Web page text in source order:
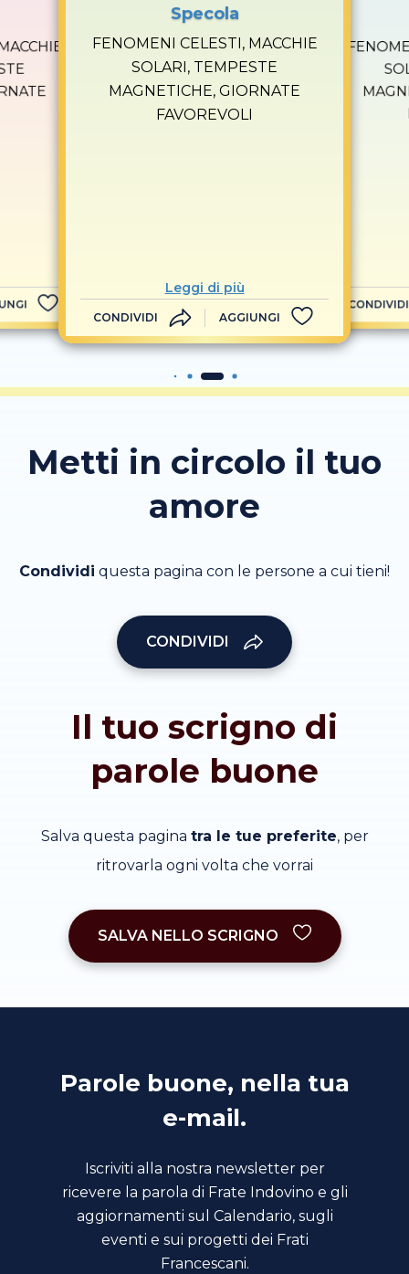
Specola
FENOMENI CELESTI, MACCHIE
SOLARI, TEMPESTE
MAGNETICHE, GIORNATE
FAVOREVOLI
Leggi di più
CONDIVIDI AGGIUNGI
CONDIVIDI
Metti in circolo il tuo
amore
Condividi questa pagina con le persone a cui tieni!
CONDIVIDI
Il tuo scrigno di
parole buone
Salva questa pagina tra le tue preferite, per
ritrovarla ogni volta che vorrai
SALVA NELLO SCRIGNO
Parole buone, nella tua
e-mail.
Iscriviti alla nostra newsletter per
ricevere la parola di Frate Indovino e gli
aggiornamenti sul Calendario, sugli
eventi e sui progetti dei Frati
Francescani.